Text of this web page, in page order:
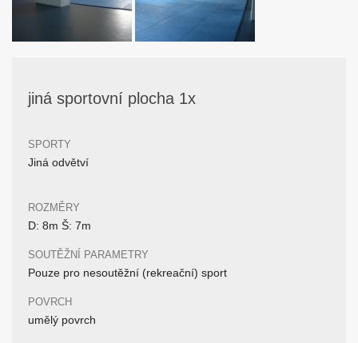
jiná sportovní plocha 1x
SPORTY
Jiná odvětví
ROZMĚRY
D: 8m Š: 7m
SOUTĚŽNÍ PARAMETRY
Pouze pro nesoutěžní (rekreační) sport
POVRCH
umělý povrch